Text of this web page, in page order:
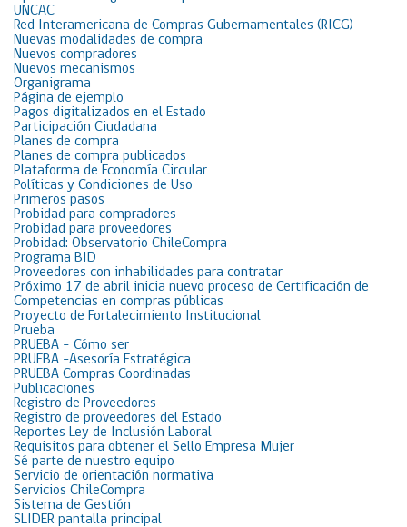
UNCAC
Red Interamericana de Compras Gubernamentales (RICG)
Nuevas modalidades de compra
Nuevos compradores
Nuevos mecanismos
Organigrama
Página de ejemplo
Pagos digitalizados en el Estado
Participación Ciudadana
Planes de compra
Planes de compra publicados
Plataforma de Economía Circular
Políticas y Condiciones de Uso
Primeros pasos
Probidad para compradores
Probidad para proveedores
Probidad: Observatorio ChileCompra
Programa BID
Proveedores con inhabilidades para contratar
Próximo 17 de abril inicia nuevo proceso de Certificación de
Competencias en compras públicas
Proyecto de Fortalecimiento Institucional
Prueba
PRUEBA – Cómo ser
PRUEBA -Asesoría Estratégica
PRUEBA Compras Coordinadas
Publicaciones
Registro de Proveedores
Registro de proveedores del Estado
Reportes Ley de Inclusión Laboral
Requisitos para obtener el Sello Empresa Mujer
Sé parte de nuestro equipo
Servicio de orientación normativa
Servicios ChileCompra
Sistema de Gestión
SLIDER pantalla principal